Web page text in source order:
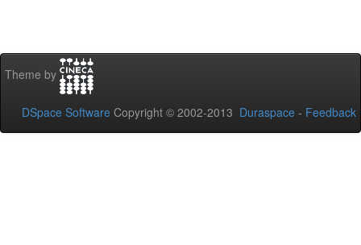
Theme by
DSpace Software Copyright © 2002-2013 Duraspace - Feedback